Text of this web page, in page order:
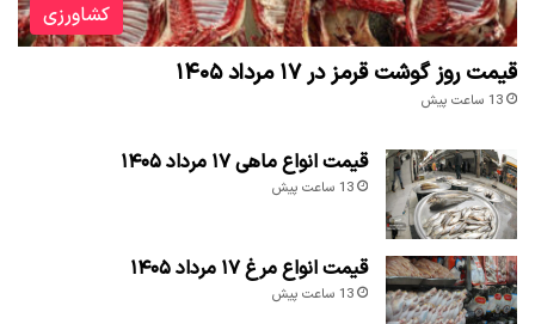
کشاورزی
قیمت روز گوشت قرمز در ۱۷ مرداد ۱۴۰۵
13 ساعت پیش
قیمت انواع ماهی ۱۷ مرداد ۱۴۰۵
13 ساعت پیش
قیمت انواع مرغ ۱۷ مرداد ۱۴۰۵
13 ساعت پیش